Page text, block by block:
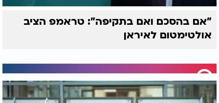
"אם בהסכם ואם בתקיפה": טראמפ הציב
אולטימטום לאיראן